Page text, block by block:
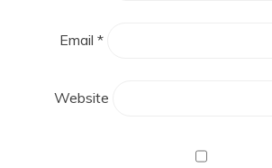
Email *
Website